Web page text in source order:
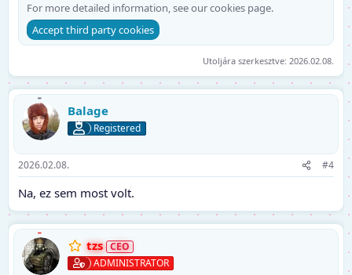
For more detailed information, see ourcookies page.
Accept third party cookies
Utoljára szerkesztve: 2026.02.08.
Balage
Registered
2026.02.08. #4
Na, ez sem most volt.
tzs
ADMINISTRATOR